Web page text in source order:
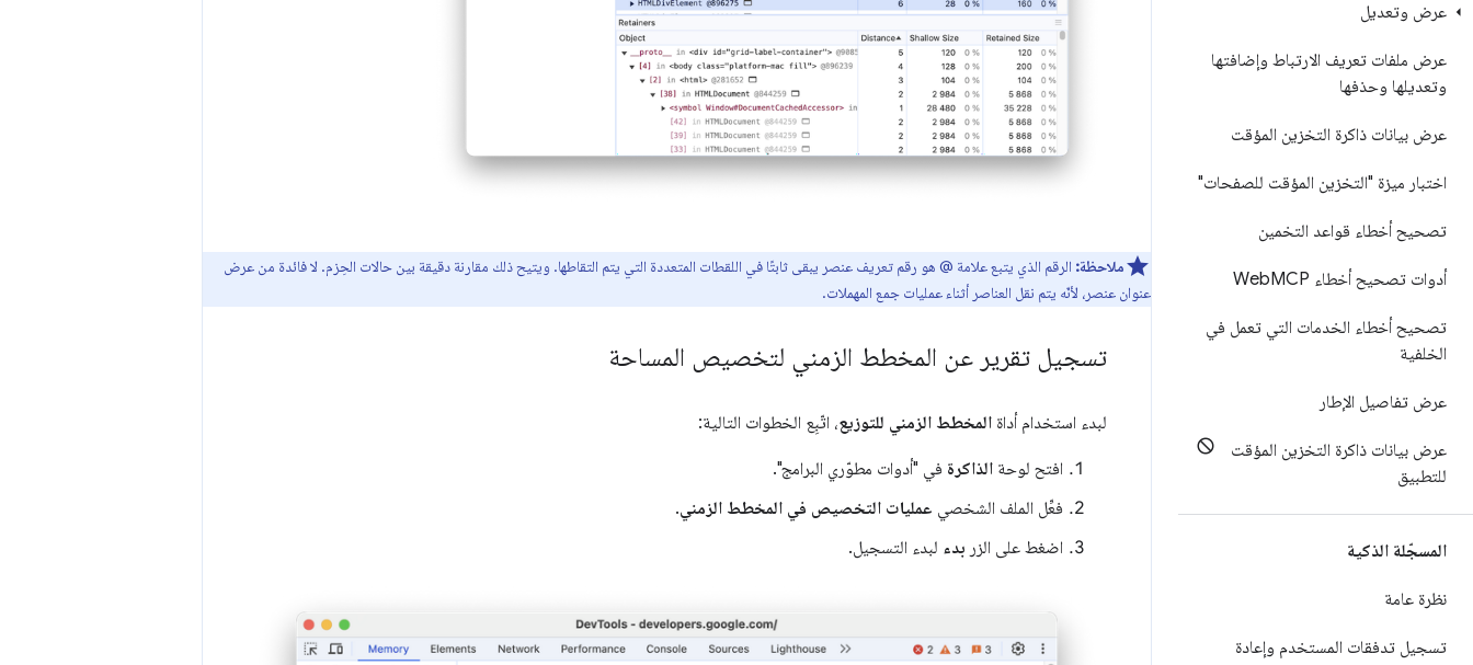
عرض وتعديل
عرض ملفات تعريف الارتباط وإضافتها
وتعديلها وحذفها
عرض بيانات ذاكرة التخزين المؤقت
اختبار ميزة "التخزين المؤقت للصفحات"
تصحيح أخطاء قواعد التخمين
أدوات تصحيح أخطاء Web MCP
تصحيح أخطاء الخدمات التي تعمل في
الخلفية
عرض تفاصيل الإطار
عرض بيانات ذاكرة التخزين المؤقت
للتطبيق
المسجّلة الذكية
نظرة عامة
تسجيل تدفقات المستخدم وإعادة
ملاحظة: الرقم الذي يتبع علامة @ هو رقم تعريف عنصر يبقى ثابتًا في اللقطات المتعددة التي يتم التقاطها. ويتيح ذلك مقارنة دقيقة بين حالات الحِزم. لا فائدة من عرض
عنوان عنصر، لأنّه يتم نقل العناصر أثناء عمليات جمع المهملات.
تسجيل تقرير عن المخطط الزمني لتخصيص المساحة
لبدء استخدام أداة المخطط الزمني للتوزيع، اتّبِع الخطوات التالية:
افتح لوحة الذاكرة في "أدوات مطوّري البرامج".
فعِّل الملف الشخصي عمليات التخصيص في المخطط الزمني.
اضغط على الزر بدء لبدء التسجيل.